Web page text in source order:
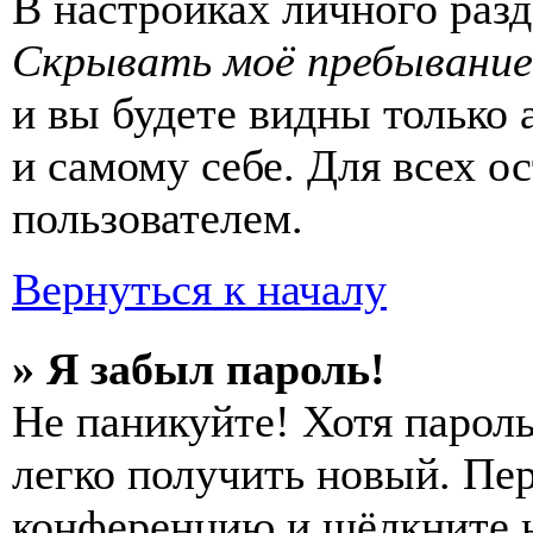
Скрывать моё
и вы будете видны только
и самому себе. Для всех
пользователем.
Вернуться к началу
» Я забыл пароль!
Не паникуйте! Хотя
легко получить новый.